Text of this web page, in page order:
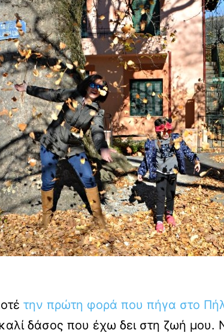
την πρώτη φορά που πήγα στο
δάσος που έχω δει στη ζωή μου.